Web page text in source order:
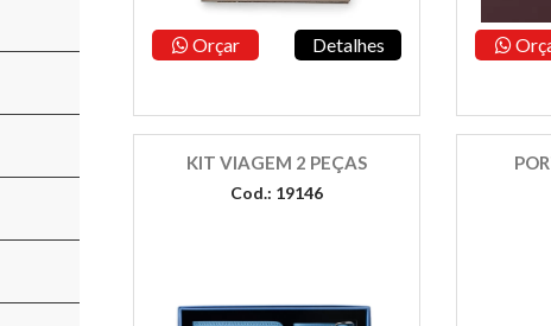
Orçar Detalhes
KIT VIAGEM 2 PEÇAS
Cod.: 19146